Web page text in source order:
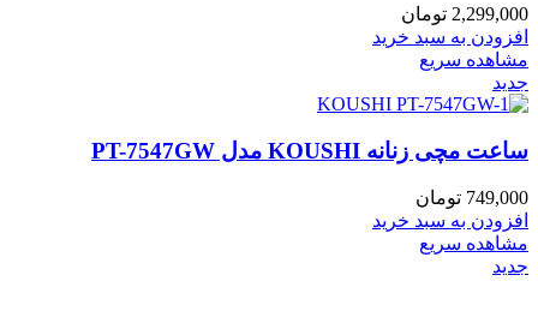
2,299,000 تومان
افزودن به سبد خرید
مشاهده سریع
جدید
ساعت مچی زنانه KOUSHI مدل PT-7547GW
749,000 تومان
افزودن به سبد خرید
مشاهده سریع
جدید